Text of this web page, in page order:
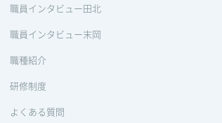
職員インタビュー田北
職員インタビュー末岡
職種紹介
研修制度
よくある質問